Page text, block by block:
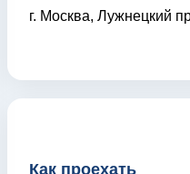
г. Москва, Лужнецкий
Как проехать